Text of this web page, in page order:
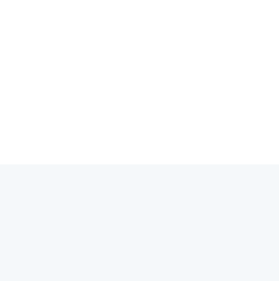
Vaak gaat het om
we met
Het kan gaan
op de
centraal. Zo’n